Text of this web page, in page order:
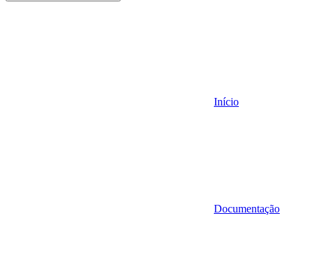
Início
Documentação